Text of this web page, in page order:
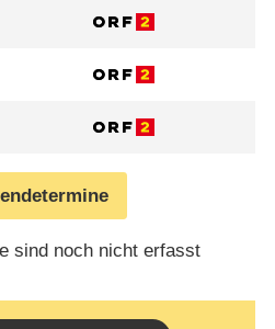
sind noch nicht erfasst